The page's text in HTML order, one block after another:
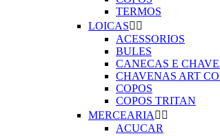
TERMOS
LOICAS 
ACESSORIOS
BULES
CANECAS E
CHAVENAS ART
COPOS
COPOS TRITAN
MERCEARIA  
ACUCAR